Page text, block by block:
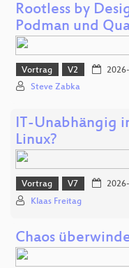
Rootless by
Podman und
Vortrag V2
Steve Zabka
IT-Unabhängig
Linux?
Vortrag V7
Klaas Freitag
Chaos